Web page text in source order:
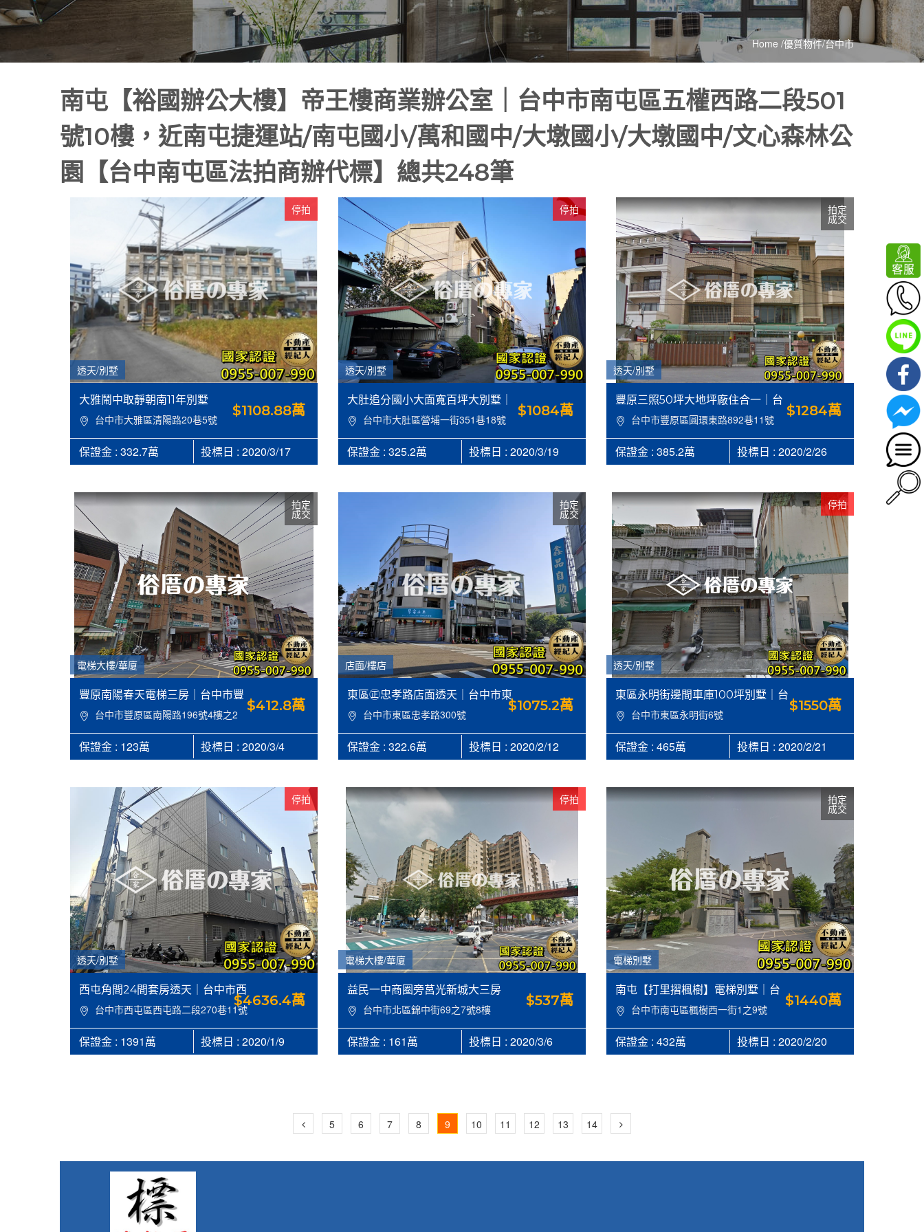
Home /優質物件/台中市
南屯【裕國辦公大樓】帝王樓商業辦公室｜台中市南屯區五權西路二段501
號10樓，近南屯捷運站/南屯國小/萬和國中/大墩國小/大墩國中/文心森林公
園【台中南屯區法拍商辦代標】 總共248筆
停拍
透天/別墅
大雅鬧中取靜朝南11年別墅
$1108.88萬
台中市大雅區清陽路20巷5號
保證金 : 332.7萬 投標日 : 2020/3/17
停拍
透天/別墅
大肚追分國小大面寬百坪大別墅｜
台中市大肚區營埔一街351巷18號，
建156.16坪，地74.4坪，近王田交流
道/追分火車站 【合家，俗厝的專
家】 0955007990
$1084萬
台中市大肚區營埔一街351巷18號
保證金 : 325.2萬 投標日 : 2020/3/19
拍定
成交
透天/別墅
豐原三照50坪大地坪廠住合一｜台
中市豐原區圓環東路892巷11號，建
95.07坪，地50.11坪，近慈濟公園
【合家，俗厝的專家】
0955007990
$1284萬
台中市豐原區圓環東路892巷11號
保證金 : 385.2萬 投標日 : 2020/2/26
拍定
成交
電梯大樓/華廈
豐原南陽春天電梯三房｜台中市豐
原區南陽路196號4樓之2，建31.61
坪，近豐東國中【台中豐原區法拍
屋代標】-合家法拍 0955007990
$412.8萬
台中市豐原區南陽路196號4樓之2
保證金 : 123萬 投標日 : 2020/3/4
拍定
成交
店面/樓店
東區㊣忠孝路店面透天｜台中市東
區忠孝路300號，建81.59坪，地
32.97坪，近台中國小/大智國小
【台中東區法拍屋代標】-合家法拍
0955007990
$1075.2萬
台中市東區忠孝路300號
保證金 : 322.6萬 投標日 : 2020/2/12
停拍
透天/別墅
東區永明街邊間車庫100坪別墅｜台
中市東區永明街6號，建100.49坪，
地29.07坪 【合家，俗厝的專家】
0955007990
$1550萬
台中市東區永明街6號
保證金 : 465萬 投標日 : 2020/2/21
停拍
透天/別墅
西屯角間24間套房透天｜台中市西
屯區西屯路二段270巷11號+13號，
建292.03坪，地95.89坪，逢甲夜
市商圈【台中西屯區法拍屋代標】
《合家，俗厝的專家》合家法拍
0955007990
$4636.4萬
台中市西屯區西屯路二段270巷11號
+13號
保證金 : 1391萬 投標日 : 2020/1/9
停拍
電梯大樓/華廈
益民一中商圈旁莒光新城大三房
$537萬
台中市北區錦中街69之7號8樓
保證金 : 161萬 投標日 : 2020/3/6
拍定
成交
電梯別墅
南屯【打里摺楓樹】電梯別墅｜台
中市南屯區楓樹西一街1之9號，建
62.24坪，地24.97坪，近烏日啤酒
廠【台中南屯區法拍屋別墅代標】-
合家法拍 0955007990
$1440萬
台中市南屯區楓樹西一街1之9號
保證金 : 432萬 投標日 : 2020/2/20
5 6 7 8 9 10 11 12 13 14